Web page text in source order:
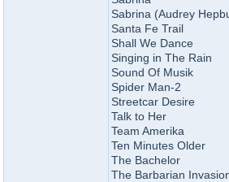
Sabrina (Audrey
Santa Fe Trail
Shall We Dance
Singing in The Rain
Sound Of Musik
Spider Man-2
Streetcar Desire
Talk to Her
Team Amerika
Ten Minutes Older
The Bachelor
The Barbarian